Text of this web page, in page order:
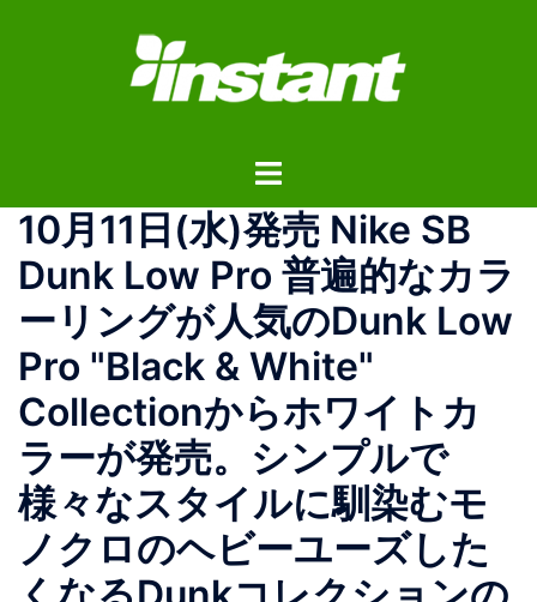
ス
ト
ル
ニ
ュ
ー
10月11日(水)発売 Nike SB
Dunk Low Pro 普遍的なカラ
ーリングが人気のDunk Low
Pro "Black & White"
Collectionからホワイトカ
ラーが発売。シンプルで
様々なスタイルに馴染むモ
ノクロのヘビーユーズした